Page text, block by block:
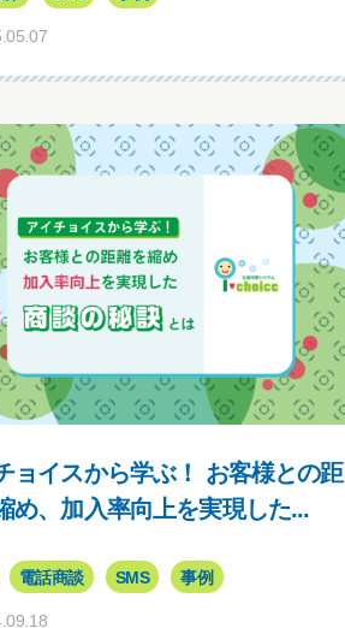
ョイスから学ぶ！ お客様との距
め、加入率向上を実現した...
電話商談 SMS 事例